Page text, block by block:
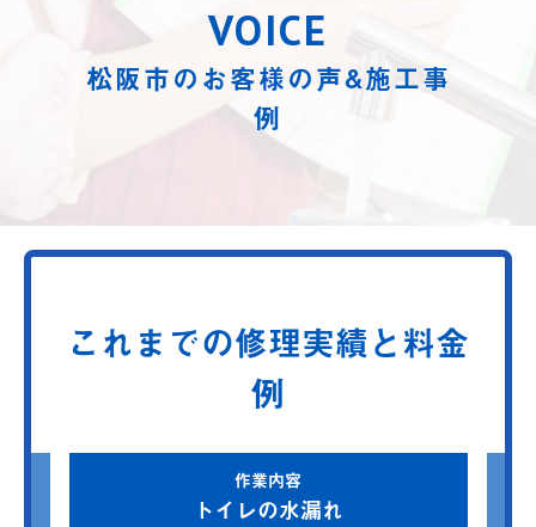
松阪市のお客様の声&施工事
例
VOICE
これまでの修理実績と料金
例
作業内容
トイレの水漏れ